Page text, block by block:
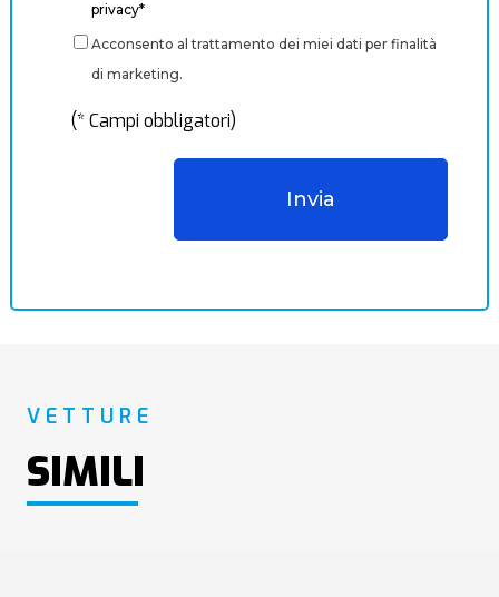
privacy*
Acconsento al trattamento dei miei dati per finalità
di marketing.
(* Campi obbligatori)
VETTURE
SIMILI